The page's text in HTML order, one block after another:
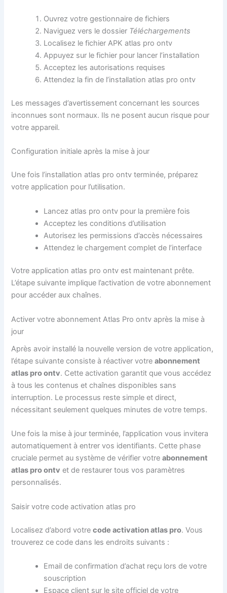
Ouvrez votre gestionnaire de fichiers
Naviguez vers le dossier Téléchargements
Localisez le fichier APK atlas pro ontv
Appuyez sur le fichier pour lancer l’installation
Acceptez les autorisations requises
Attendez la fin de l’installation atlas pro ontv
Les messages d’avertissement concernant les sources
inconnues sont normaux. Ils ne posent aucun risque pour
votre appareil.
Configuration initiale après la mise à jour
Une fois l’installation atlas pro ontv terminée, préparez
votre application pour l’utilisation.
Lancez atlas pro ontv pour la première fois
Acceptez les conditions d’utilisation
Autorisez les permissions d’accès nécessaires
Attendez le chargement complet de l’interface
Votre application atlas pro ontv est maintenant prête.
L’étape suivante implique l’activation de votre abonnement
pour accéder aux chaînes.
Activer votre abonnement Atlas Pro ontv après la mise à
jour
Après avoir installé la nouvelle version de votre application,
l’étape suivante consiste à réactiver votreabonnement
atlas pro ontv. Cette activation garantit que vous accédez
à tous les contenus et chaînes disponibles sans
interruption. Le processus reste simple et direct,
nécessitant seulement quelques minutes de votre temps.
Une fois la mise à jour terminée, l’application vous invitera
automatiquement à entrer vos identifiants. Cette phase
cruciale permet au système de vérifier votreabonnement
atlas pro ontv et de restaurer tous vos paramètres
personnalisés.
Saisir votre code activation atlas pro
Localisez d’abord votrecode activation atlas pro. Vous
trouverez ce code dans les endroits suivants :
Email de confirmation d’achat reçu lors de votre
souscription
Espace client sur le site officiel de votre